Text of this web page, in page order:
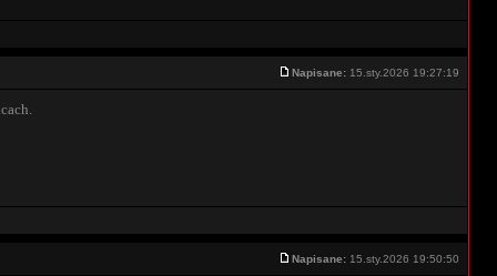
Napisane: 15.sty.2026 19:27:19
Napisane: 15.sty.2026 19:50:50